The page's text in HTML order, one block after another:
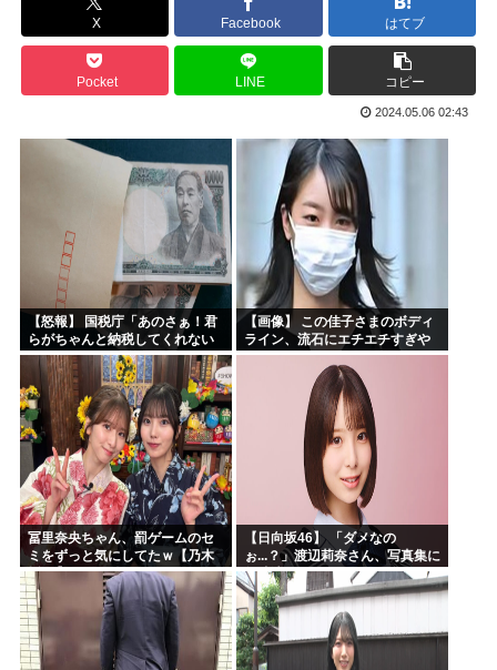
ちいかわ映画見てきたんやがバッドエンドすぎん？
熊本県民「俺たち逆らわねえだぁ！自民党様に従いますだぁ！...
お絵描きAIくん、読む本が決まらない、可愛い女の子も作れ...
お前らお盆の準備をしたか？国父安倍晋三が天国から帰ってく...
韓国人「悲報：FIFA会長にさえ2002年W杯で韓国が審...
韓国人「日本のサッカー協会も性接待やってるんじゃないです...
小泉進次郎「北朝鮮に厳重に抗議し、強く非難した」
今期アニメ、無職さよララ乙女怪獣ヤニねこ鉄ジャン天幕きみ...
日本さん食料自給率が過去最低に 25年度37% 主要先進...
X Facebook はてブ
Pocket LINE コピー
2024.05.06 02:43
【怒報】 国税庁「あのさぁ！君
らがちゃんと納税してくれない
とこうなっちゃうけどどうす
る？！」←これw w w w w w w w
【画像】 この佳子さまのボディ
ライン、流石にエチエチすぎや
ろ！
冨里奈央ちゃん、罰ゲームのセ
ミをずっと気にしてたｗ【乃木
坂46】
【日向坂46】 「ダメなの
ぉ...？」渡辺莉奈さん、写真集に
興味津々